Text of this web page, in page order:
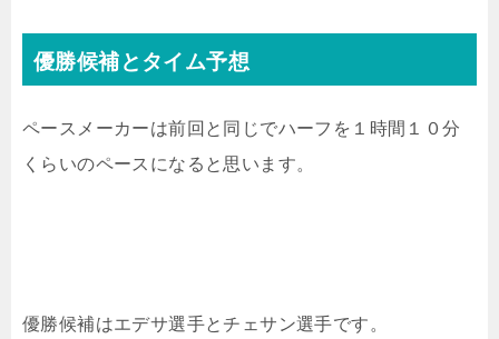
優勝候補とタイム予想
ペースメーカーは前回と同じでハーフを１時間１０分
くらいのペースになると思います。
優勝候補はエデサ選手とチェサン選手です。